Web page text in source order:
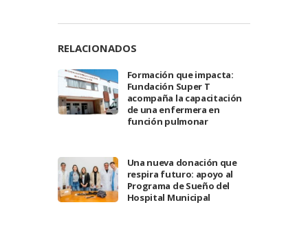
RELACIONADOS
Formación que impacta:
Fundación Super T
acompaña la capacitación
de una enfermera en
función pulmonar
Una nueva donación que
respira futuro: apoyo al
Programa de Sueño del
Hospital Municipal